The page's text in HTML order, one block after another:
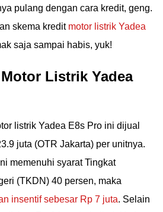
pulang dengan cara kredit, geng.
skema kredit motor listrik Yadea
saja sampai habis, yuk!
Listrik Yadea
listrik Yadea E8s Pro ini dijual
juta (OTR Jakarta) per unitnya.
memenuhi syarat Tingkat
(TKDN) 40 persen, maka
insentif sebesar Rp 7 juta. Selain